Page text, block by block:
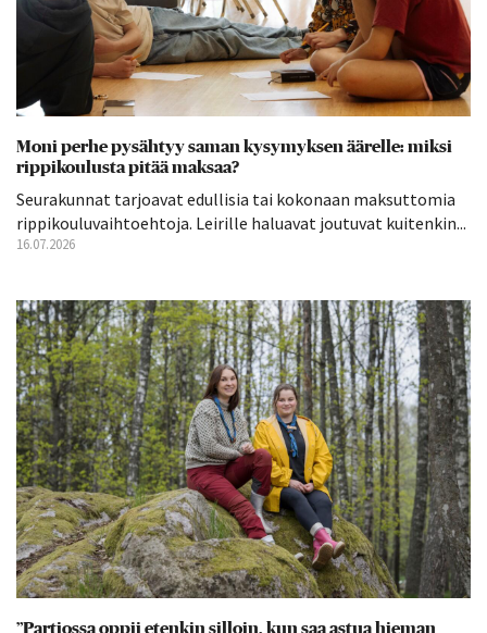
Moni perhe pysähtyy saman kysymyksen äärelle: miksi
rippikoulusta pitää maksaa?
Seurakunnat tarjoavat edullisia tai kokonaan maksuttomia
rippikouluvaihtoehtoja. Leirille haluavat joutuvat kuitenkin...
16.07.2026
”Partiossa oppii etenkin silloin, kun saa astua hieman